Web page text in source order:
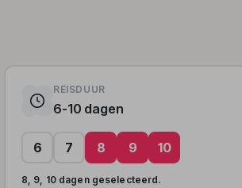
REISDUUR
6-10 dagen
6 7 8 9 10
8, 9, 10 dagen geselecteerd.